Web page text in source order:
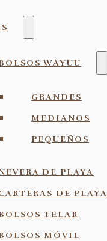
WAYUU
GRANDES
MEDIANOS
PEQUEÑOS
DE PLAYA
DE PLAYA
TELAR
MÓVIL